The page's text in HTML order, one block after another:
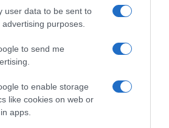
user data to be sent to
purposes.
to send me
to enable storage
like cookies on web or
apps.
ez nagyjából 3 percig tart, a
6 percet is igényelhet. Ha a
a filé fele már megsült,
filét a másik oldalán már csak 2-3
addig, amíg a belseje omlós nem
könnyű köretet, főtt krumplit vagy
merjünk egy adag mártást a
a köretet s a sült lazacot.